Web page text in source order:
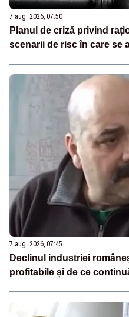
7 aug. 2026, 07:50
Planul de criză privind
scenarii de risc în care se
7 aug. 2026, 07:45
Declinul industriei
profitabile și de ce